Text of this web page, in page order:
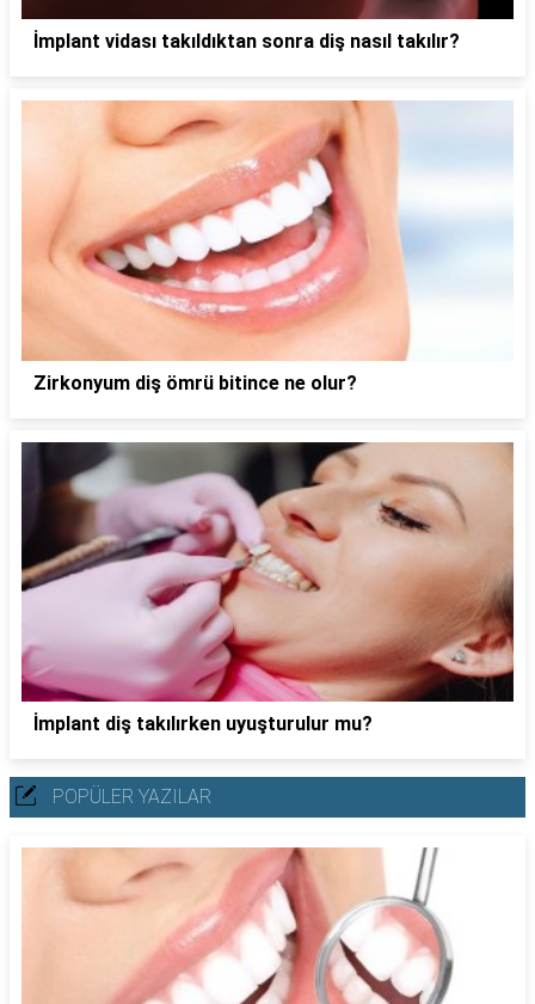
İmplant vidası takıldıktan sonra diş nasıl takılır?
Zirkonyum diş ömrü bitince ne olur?
İmplant diş takılırken uyuşturulur mu?
POPÜLER YAZILAR